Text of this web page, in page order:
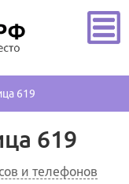
619
619
и телефонов